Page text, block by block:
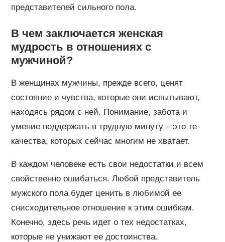
представителей сильного пола.
В чем заключается женская
мудрость в отношениях с
мужчиной?
В женщинах мужчины, прежде всего, ценят
состояние и чувства, которые они испытывают,
находясь рядом с ней. Понимание, забота и
умение поддержать в трудную минуту – это те
качества, которых сейчас многим не хватает.
В каждом человеке есть свои недостатки и всем
свойственно ошибаться. Любой представитель
мужского пола будет ценить в любимой ее
снисходительное отношение к этим ошибкам.
Конечно, здесь речь идет о тех недостатках,
которые не унижают ее достоинства.